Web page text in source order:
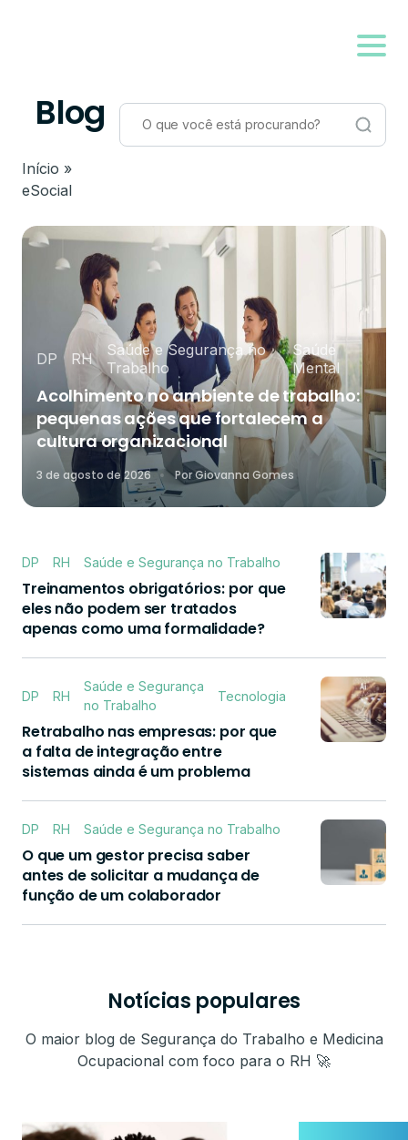
Blog
Início »
eSocial
DP RH
Saúde e Segurança no
Trabalho
Saúde
Mental
Acolhimento no ambiente de trabalho:
pequenas ações que fortalecem a
cultura organizacional
3 de agosto de 2026 PorGiovanna Gomes
DP RH Saúde e Segurança no Trabalho
Treinamentos obrigatórios: por que
eles não podem ser tratados
apenas como uma formalidade?
DP RH
Saúde e Segurança
no Trabalho
Tecnologia
Retrabalho nas empresas: por que
a falta de integração entre
sistemas ainda é um problema
DP RH Saúde e Segurança no Trabalho
O que um gestor precisa saber
antes de solicitar a mudança de
função de um colaborador
Notícias populares
O maior blog de Segurança do Trabalho e Medicina
Ocupacional com foco para o RH 🚀